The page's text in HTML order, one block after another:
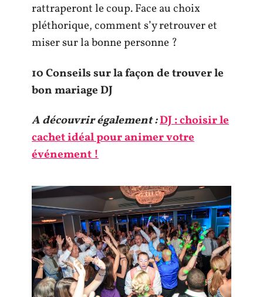
rattraperont le coup. Face au choix
pléthorique, comment s’y retrouver et
miser sur la bonne personne ?
10 Conseils sur la façon de trouver le
bon mariage DJ
A découvrir également :DJ : choisir le
cachet idéal pour animer votre
événement !